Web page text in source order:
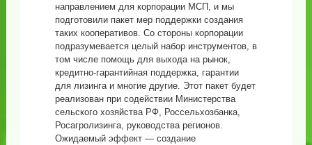
направлением для корпорации МСП, и мы
подготовили пакет мер поддержки создания
таких кооперативов. Со стороны корпорации
подразумевается целый набор инструментов, в
том числе помощь для выхода на рынок,
кредитно-гарантийная поддержка, гарантии
для лизинга и многие другие. Этот пакет будет
реализован при содействии Министерства
сельского хозяйства РФ, Россельхозбанка,
Росагролизинга, руководства регионов.
Ожидаемый эффект — создание